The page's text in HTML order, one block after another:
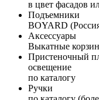
в цвет фасадов
Подъемники
BOYARD
Аксессуары
Выкатные
Пристеночный
освещение
по каталогу
Ручки